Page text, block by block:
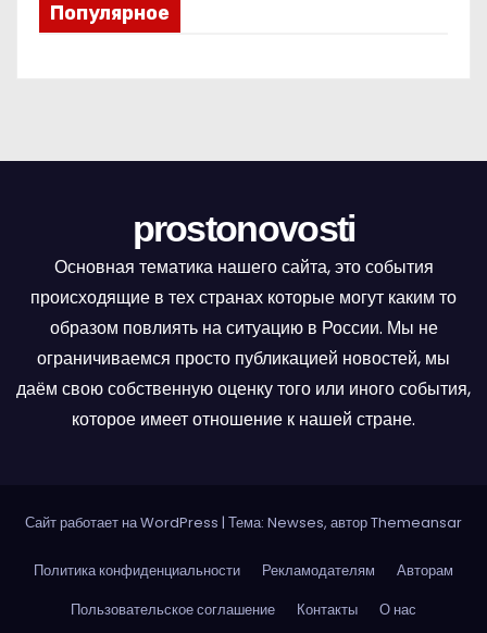
Популярное
prostonovosti
Основная тематика нашего сайта, это события
происходящие в тех странах которые могут каким то
образом повлиять на ситуацию в России. Мы не
ограничиваемся просто публикацией новостей, мы
даём свою собственную оценку того или иного события,
которое имеет отношение к нашей стране.
Сайт работает на WordPress | Тема: Newses, авторThemeansar
Политика конфиденциальности Рекламодателям
Авторам
Пользовательское соглашение
Контакты О нас